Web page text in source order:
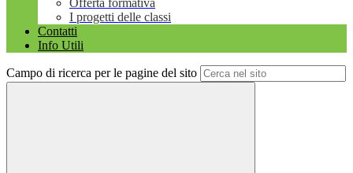
Offerta formativa
I progetti delle classi
Contatti
Info Utili
Campo di ricerca per le pagine del sito